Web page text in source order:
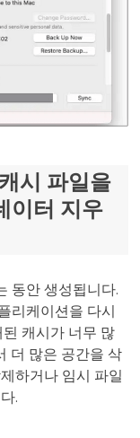
시 파일을
이터 지우
동안 생성됩니다.
리케이션을 다시
캐시가 너무 많
더 많은 공간을 삭
하거나 임시 파일
.